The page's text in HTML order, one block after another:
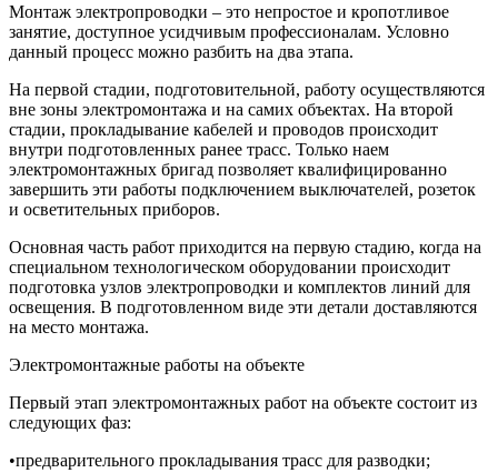
Монтаж электропроводки – это непростое и кропотливое
занятие, доступное усидчивым профессионалам. Условно
данный процесс можно разбить на два этапа.
На первой стадии, подготовительной, работу осуществляются
вне зоны электромонтажа и на самих объектах. На второй
стадии, прокладывание кабелей и проводов происходит
внутри подготовленных ранее трасс. Только наем
электромонтажных бригад позволяет квалифицированно
завершить эти работы подключением выключателей, розеток
и осветительных приборов.
Основная часть работ приходится на первую стадию, когда на
специальном технологическом оборудовании происходит
подготовка узлов электропроводки и комплектов линий для
освещения. В подготовленном виде эти детали доставляются
на место монтажа.
Электромонтажные работы на объекте
Первый этап электромонтажных работ на объекте состоит из
следующих фаз:
•предварительного прокладывания трасс для разводки;